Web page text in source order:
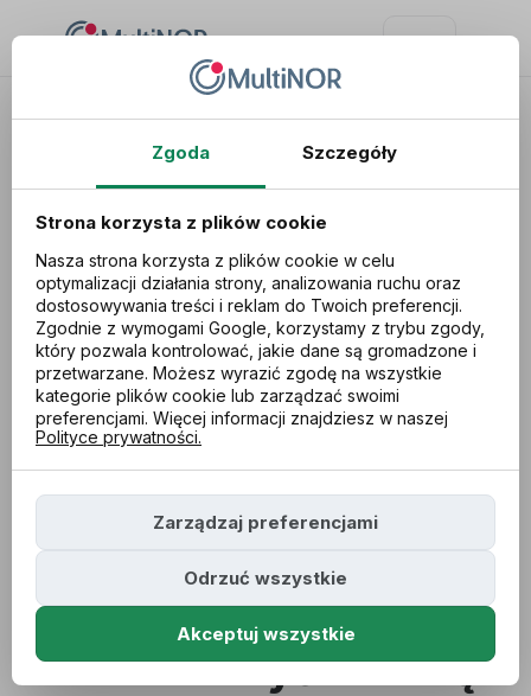
Skatteoppgjør 2025 w
Norwegii: dostałeś
dopłatę? Sprawdź, czy
możesz złożyć korektę
Zgoda Szczegóły
Strona korzysta z plików cookie
Nasza strona korzysta z plików cookie w celu
optymalizacji działania strony, analizowania ruchu oraz
dostosowywania treści i reklam do Twoich preferencji.
Zgodnie z wymogami Google, korzystamy z trybu zgody,
który pozwala kontrolować, jakie dane są gromadzone i
przetwarzane. Możesz wyrazić zgodę na wszystkie
kategorie plików cookie lub zarządzać swoimi
preferencjami. Więcej informacji znajdziesz w naszej
Polityce prywatności.
Zarządzaj preferencjami
Odrzuć wszystkie
Akceptuj wszystkie